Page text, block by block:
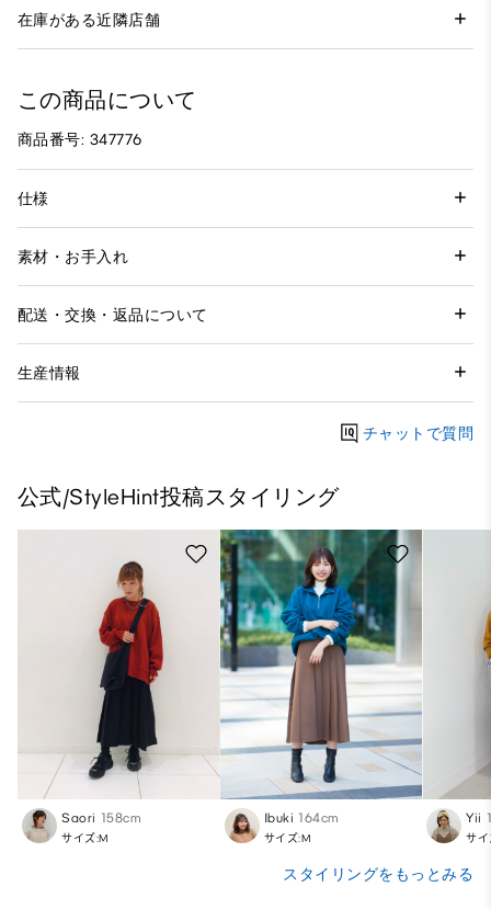
在庫がある近隣店舗
この商品について
商品番号: 347776
仕様
素材・お手入れ
配送・交換・返品について
生産情報
チャットで質問
公式/StyleHint投稿スタイリング
Saori 158cm
サイズ:M
Ibuki 164cm
サイズ:M
Yii
サ
スタイリングをもっとみる